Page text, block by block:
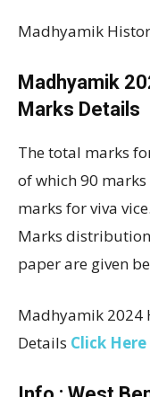
Madhyamik
Madhyamik
Marks Details
The total marks
of which 90
marks for viva
Marks
paper are given
Madhyamik 2024
Details Click Here